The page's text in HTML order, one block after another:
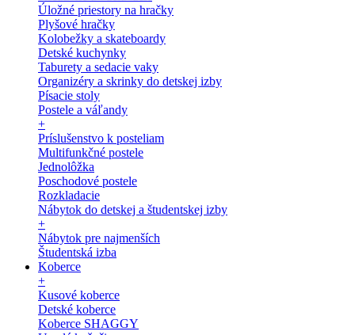
Úložné priestory na hračky
Plyšové hračky
Kolobežky a skateboardy
Detské kuchynky
Taburety a sedacie vaky
Organizéry a skrinky do detskej izby
Písacie stoly
Postele a váľandy
+
Príslušenstvo k posteliam
Multifunkčné postele
Jednolôžka
Poschodové postele
Rozkladacie
Nábytok do detskej a študentskej izby
+
Nábytok pre najmenších
Študentská izba
Koberce
+
Kusové koberce
Detské koberce
Koberce SHAGGY